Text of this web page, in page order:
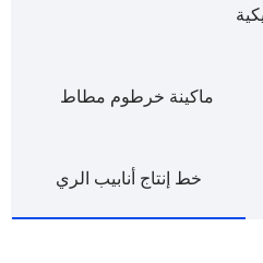
ماكينة خرطوم مطاط
خط إنتاج أنابيب الري